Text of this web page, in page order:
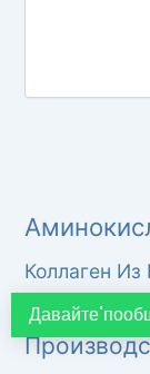
Коллаген Из
Протеиновый